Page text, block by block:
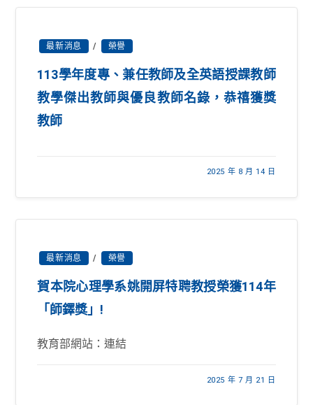
最新消息 / 榮譽
113學年度專、兼任教師及全英語授課教師
教學傑出教師與優良教師名錄，恭禧獲獎
教師
2025 年 8 月 14 日
最新消息 / 榮譽
賀本院心理學系姚開屏特聘教授榮獲114年
「師鐸獎」!
教育部網站：連結
2025 年 7 月 21 日